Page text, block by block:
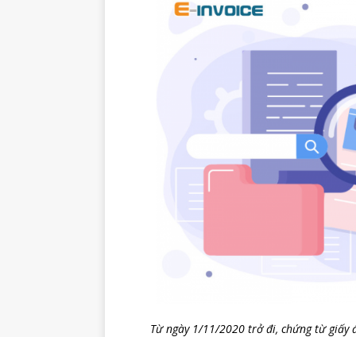
Từ ngày 1/11/2020 trở đi, chứng từ